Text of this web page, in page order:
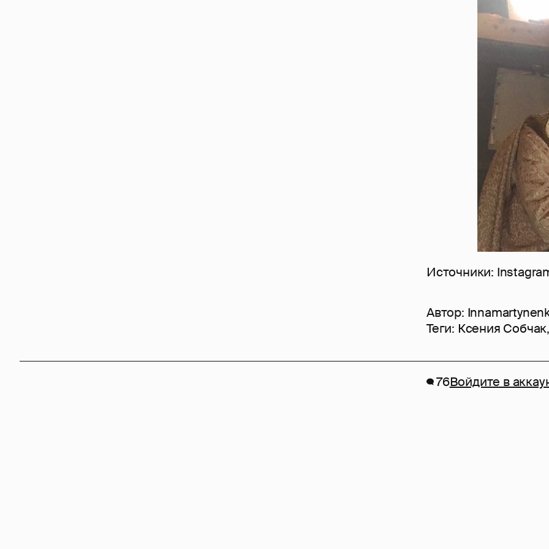
Источники:
Автор:
Теги: Ксения Собчак
76Войдите в